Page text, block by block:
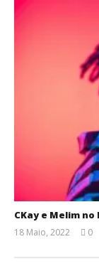
CKay e Melim no
18 Maio, 2022
0